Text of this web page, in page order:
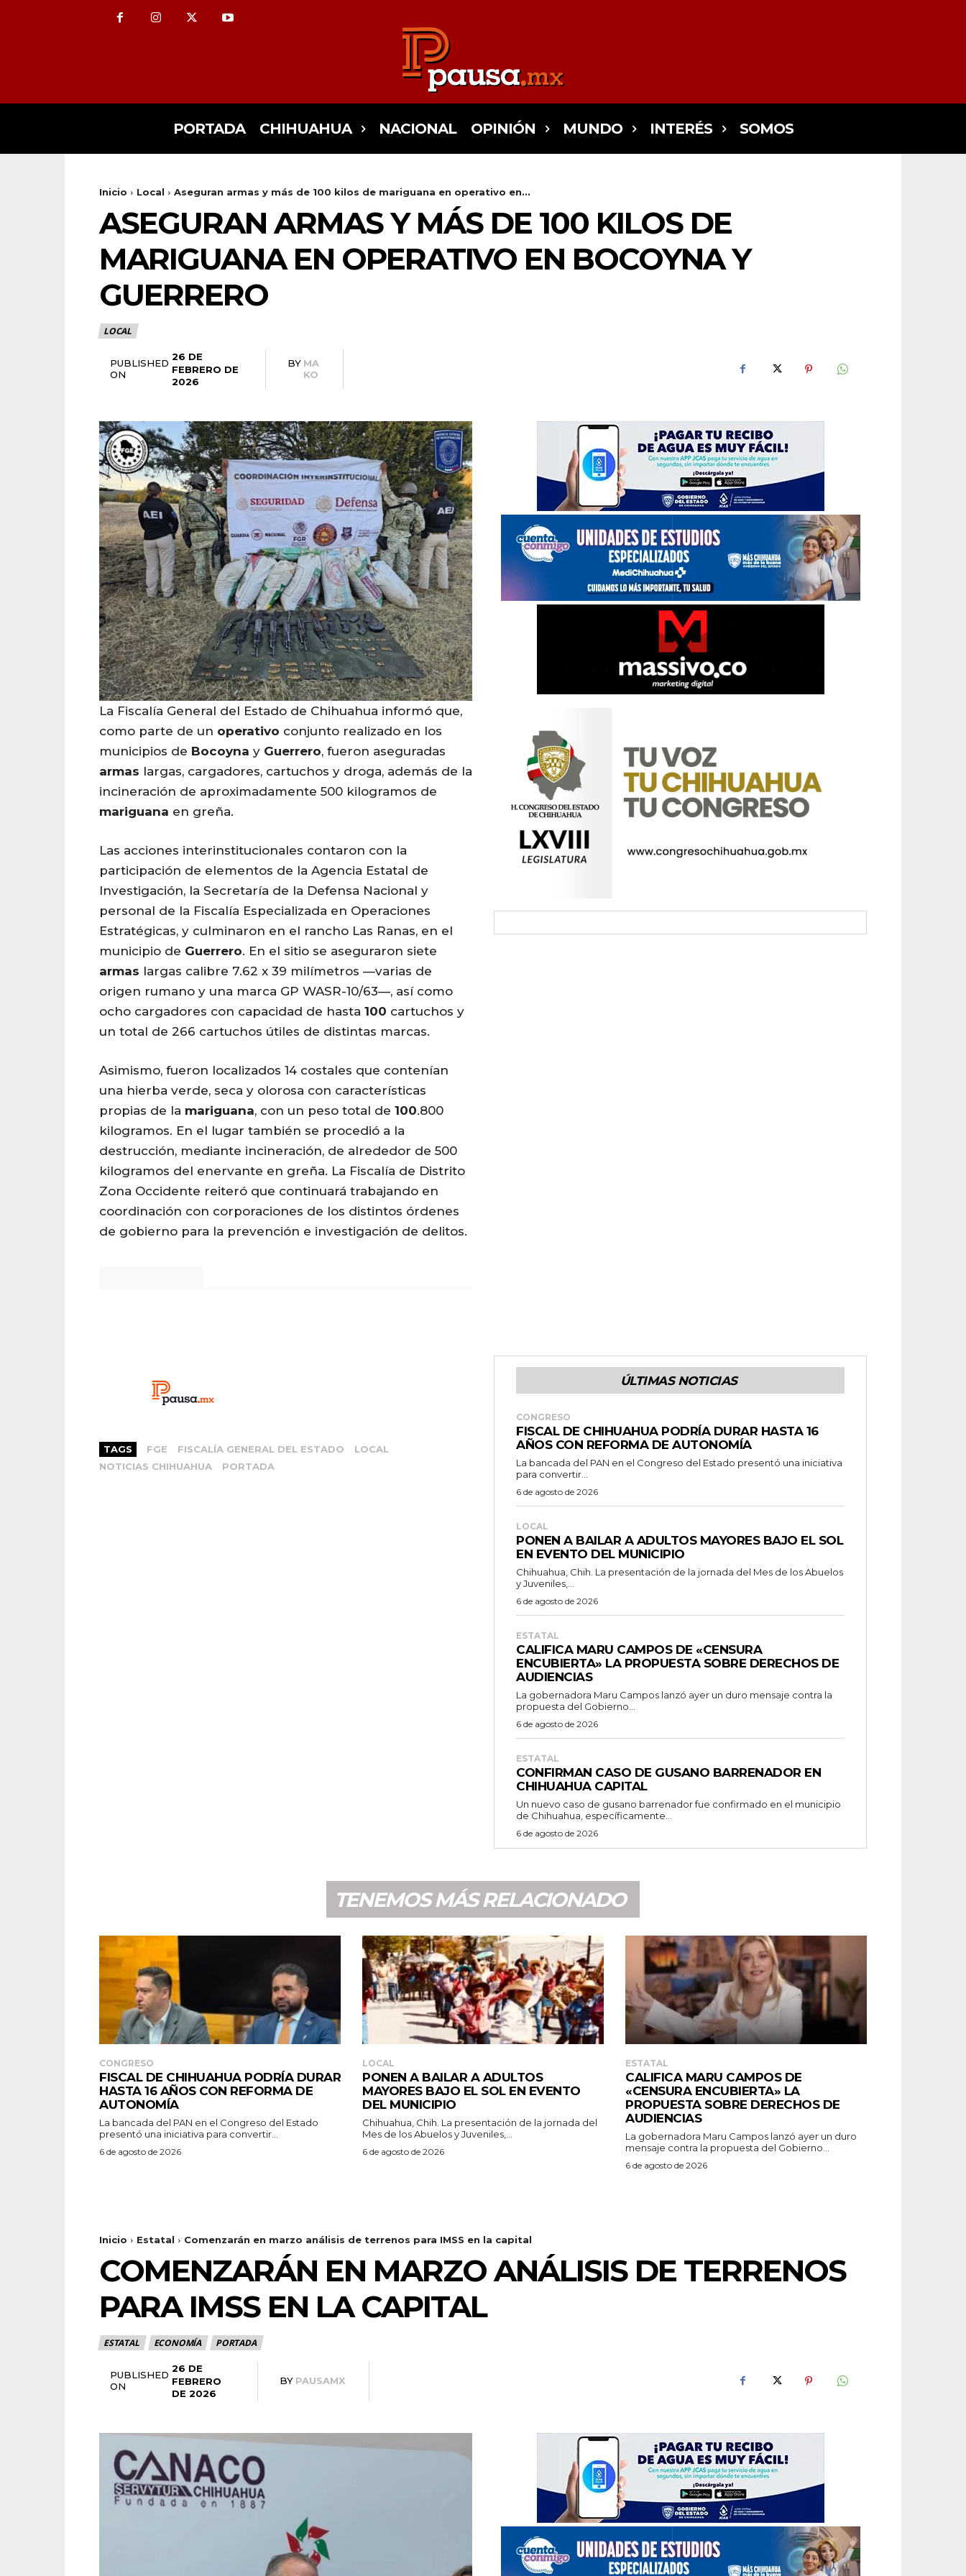
PORTADA CHIHUAHUA NACIONAL OPINIÓN MUNDO INTERÉS SOMOS
Inicio Local Aseguran armas y más de 100 kilos de mariguana en operativo en...
ASEGURAN ARMAS Y MÁS DE 100 KILOS DE
MARIGUANA EN OPERATIVO EN BOCOYNA Y
GUERRERO
LOCAL
PUBLISHED
ON
26 DE
FEBRERO DE
2026
BY MA
KO
La Fiscalía General del Estado de Chihuahua informó que,
como parte de un operativo conjunto realizado en los
municipios de Bocoyna y Guerrero, fueron aseguradas
armas largas, cargadores, cartuchos y droga, además de la
incineración de aproximadamente 500 kilogramos de
mariguana en greña.
Las acciones interinstitucionales contaron con la
participación de elementos de la Agencia Estatal de
Investigación, la Secretaría de la Defensa Nacional y
personal de la Fiscalía Especializada en Operaciones
Estratégicas, y culminaron en el rancho Las Ranas, en el
municipio de Guerrero. En el sitio se aseguraron siete
armas largas calibre 7.62 x 39 milímetros —varias de
origen rumano y una marca GP WASR-10/63—, así como
ocho cargadores con capacidad de hasta 100 cartuchos y
un total de 266 cartuchos útiles de distintas marcas.
Asimismo, fueron localizados 14 costales que contenían
una hierba verde, seca y olorosa con características
propias de la mariguana, con un peso total de 100.800
kilogramos. En el lugar también se procedió a la
destrucción, mediante incineración, de alrededor de 500
kilogramos del enervante en greña. La Fiscalía de Distrito
Zona Occidente reiteró que continuará trabajando en
coordinación con corporaciones de los distintos órdenes
de gobierno para la prevención e investigación de delitos.
TAGS FGE FISCALÍA GENERAL DEL ESTADO
LOCAL
NOTICIAS CHIHUAHUA
PORTADA
ÚLTIMAS NOTICIAS
CONGRESO
FISCAL DE CHIHUAHUA PODRÍA DURAR HASTA 16
AÑOS CON REFORMA DE AUTONOMÍA
La bancada del PAN en el Congreso del Estado presentó una iniciativa
para convertir...
6 de agosto de 2026
LOCAL
PONEN A BAILAR A ADULTOS MAYORES BAJO EL SOL
EN EVENTO DEL MUNICIPIO
Chihuahua, Chih. La presentación de la jornada del Mes de los Abuelos
y Juveniles,...
6 de agosto de 2026
ESTATAL
CALIFICA MARU CAMPOS DE «CENSURA
ENCUBIERTA» LA PROPUESTA SOBRE DERECHOS DE
AUDIENCIAS
La gobernadora Maru Campos lanzó ayer un duro mensaje contra la
propuesta del Gobierno...
6 de agosto de 2026
ESTATAL
CONFIRMAN CASO DE GUSANO BARRENADOR EN
CHIHUAHUA CAPITAL
Un nuevo caso de gusano barrenador fue confirmado en el municipio
de Chihuahua, específicamente...
6 de agosto de 2026
TENEMOS MÁS RELACIONADO
CONGRESO
FISCAL DE CHIHUAHUA PODRÍA DURAR
HASTA 16 AÑOS CON REFORMA DE
AUTONOMÍA
La bancada del PAN en el Congreso del Estado
presentó una iniciativa para convertir...
6 de agosto de 2026
LOCAL
PONEN A BAILAR A ADULTOS
MAYORES BAJO EL SOL EN EVENTO
DEL MUNICIPIO
Chihuahua, Chih. La presentación de la jornada del
Mes de los Abuelos y Juveniles,...
6 de agosto de 2026
ESTATAL
CALIFICA MARU CAMPOS DE
«CENSURA ENCUBIERTA» LA
PROPUESTA SOBRE DERECHOS DE
AUDIENCIAS
La gobernadora Maru Campos lanzó ayer un duro
mensaje contra la propuesta del Gobierno...
6 de agosto de 2026